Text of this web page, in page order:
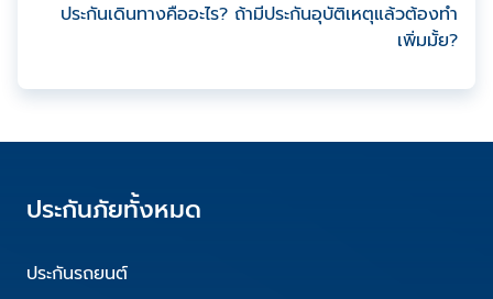
ประกันเดินทางคืออะไร? ถ้ามีประกันอุบัติเหตุแล้วต้องทำ
เพิ่มมั้ย?
ประกันภัยทั้งหมด
ประกันรถยนต์